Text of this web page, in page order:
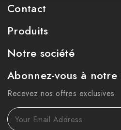
Contact
Produits
Notre société
Abonnez-vous à
Recevez nos offres exclusives